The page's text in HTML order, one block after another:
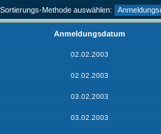
Sortierungs-Methode auswählen:
Anmeldungsdatum
02.02.2003
02.02.2003
03.02.2003
03.02.2003